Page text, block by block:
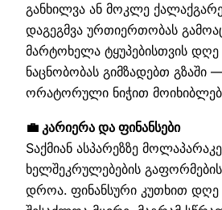
განხილვა ან მოკლე
დაგეგმვა ურთიერთობას
მარტოხელა ტყუპებისთვის
ნაცნობობას გიმზადებთ გზაში
ორატორული ნიჭით
💼 კარიერა და ფინანსები
Sაქმიან ასპარეზზე
ხელშეკრულებების
დროა. ფინანსური კუთხით დღე